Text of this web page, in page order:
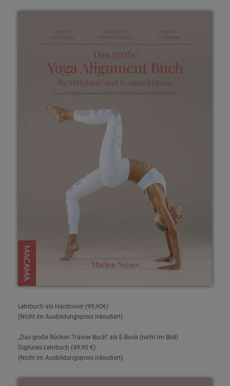
Lehrbuch als Hardcover (99,90€)
(Nicht im Ausbildungspreis inkludiert)
„Das große Rücken Trainer Buch“ als E-Book (nicht im Bild)
Digitales Lehrbuch (49,90 €)
(Nicht im Ausbildungspreis inkludiert)